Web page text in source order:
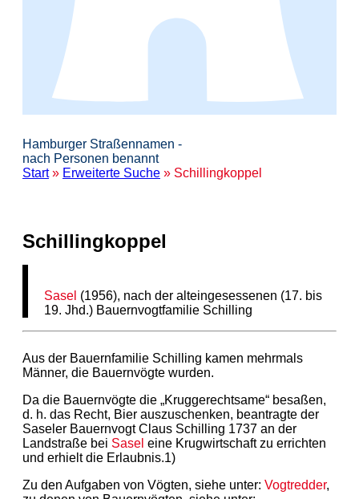
Hamburger Straßennamen -
nach Personen benannt
Start» Erweiterte Suche » Schillingkoppel
Schillingkoppel
Sasel (1956), nach der alteingesessenen (17. bis
19. Jhd.) Bauernvogtfamilie Schilling
Aus der Bauernfamilie Schilling kamen mehrmals
Männer, die Bauernvögte wurden.
Da die Bauernvögte die „Kruggerechtsame“ besaßen,
d. h. das Recht, Bier auszuschenken, beantragte der
Saseler Bauernvogt Claus Schilling 1737 an der
Landstraße bei Sasel eine Krugwirtschaft zu errichten
und erhielt die Erlaubnis.1)
Zu den Aufgaben von Vögten, siehe unter: Vogtredder,